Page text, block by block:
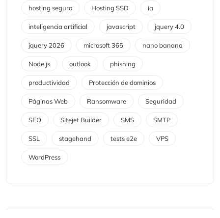
hosting seguro Hosting SSD ia
inteligencia artificial javascript jquery 4.0
jquery 2026 microsoft 365 nano banana
Node.js outlook phishing
productividad Protección de dominios
Páginas Web Ransomware Seguridad
SEO Sitejet Builder SMS SMTP
SSL stagehand tests e2e VPS
WordPress